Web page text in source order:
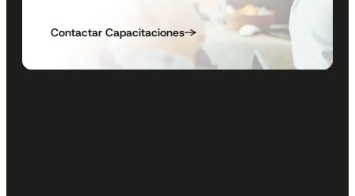
Contactar Capacitaciones